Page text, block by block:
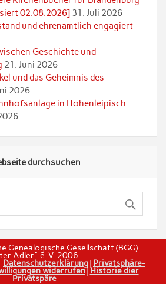
02.08.2026] 31. Juli 2026
und ehrenamtlich engagiert
Geschichte und
21. Juni 2026
und das Geheimnis des
2026
in Hohenleipisch
durchsuchen
Genealogische Gesellschaft (BGG)
Adler" e. V. 2006 -
Datenschutzerklärung| Privatsphäre-
widerrufen|Historie dier
Privatspäre